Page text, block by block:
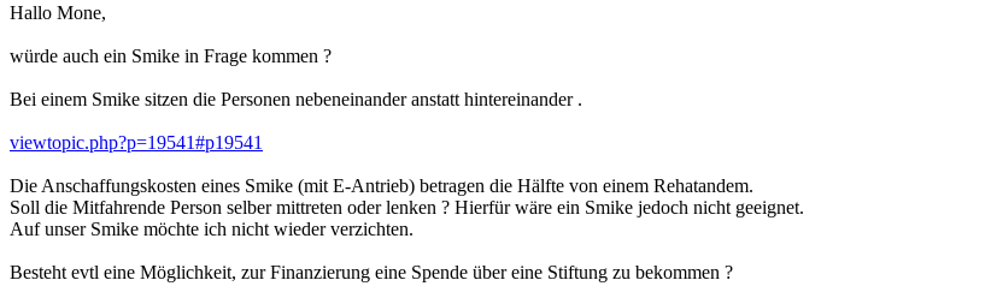
Hallo Mone,
würde auch ein Smike in Frage kommen ?
Bei einem Smike sitzen die Personen nebeneinander anstatt hintereinander .
viewtopic.php?p=19541#p19541
Die Anschaffungskosten eines Smike (mit E-Antrieb) betragen die Hälfte von einem Rehatandem.
Soll die Mitfahrende Person selber mittreten oder lenken ? Hierfür wäre ein Smike jedoch nicht geeignet.
Auf unser Smike möchte ich nicht wieder verzichten.
Besteht evtl eine Möglichkeit, zur Finanzierung eine Spende über eine Stiftung zu bekommen ?